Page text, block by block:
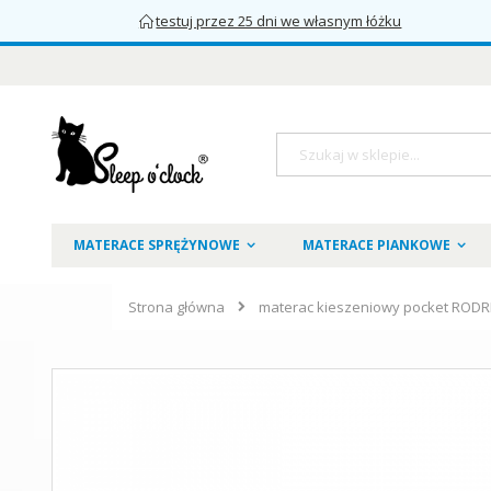
testuj przez 25 dni we własnym łóżku
Szukaj
MATERACE SPRĘŻYNOWE MATERACE PIANKOWE
Strona główna materac kieszeniowy pocket